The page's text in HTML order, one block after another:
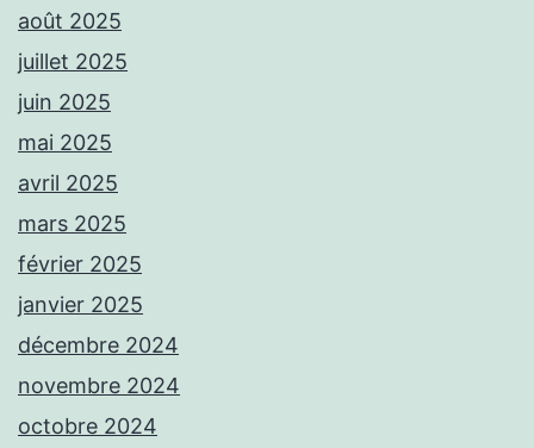
août 2025
juillet 2025
juin 2025
mai 2025
avril 2025
mars 2025
février 2025
janvier 2025
décembre 2024
novembre 2024
octobre 2024